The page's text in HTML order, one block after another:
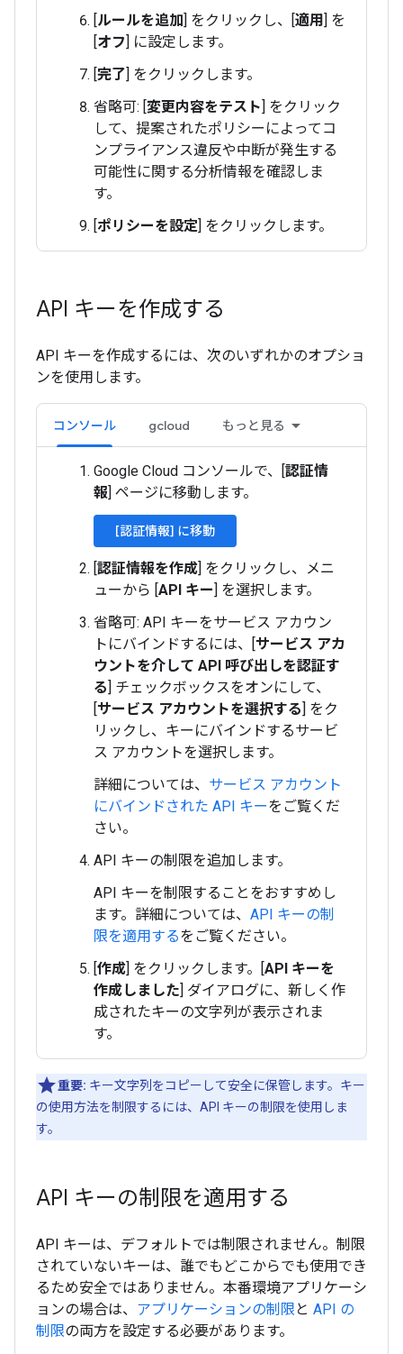
[ルールを追加] をクリックし、[適用] を
[オフ] に設定します。
[完了] をクリックします。
省略可: [変更内容をテスト] をクリック
して、提案されたポリシーによってコ
ンプライアンス違反や中断が発生する
可能性に関する分析情報を確認しま
す。
[ポリシーを設定] をクリックします。
API キーを作成する
API キーを作成するには、次のいずれかのオプショ
ンを使用します。
コンソール gcloud もっと見る
Google Cloud コンソールで、[認証情
報] ページに移動します。
[認証情報] に移動
[認証情報を作成] をクリックし、メニ
ューから [API キー] を選択します。
省略可: API キーをサービス アカウン
トにバインドするには、[サービス アカ
ウントを介して API 呼び出しを認証す
る] チェックボックスをオンにして、
[サービス アカウントを選択する] をク
リックし、キーにバインドするサービ
ス アカウントを選択します。
詳細については、 サービス アカウント
にバインドされた API キーをご覧くだ
さい。
API キーの制限を追加します。
API キーを制限することをおすすめし
ます。詳細については、 API キーの制
限を適用するをご覧ください。
[作成] をクリックします。[API キーを
作成しました] ダイアログに、新しく作
成されたキーの文字列が表示されま
す。
重要: キー文字列をコピーして安全に保管します。キー
の使用方法を制限するには、API キーの制限を使用しま
す。
API キーの制限を適用する
API キーは、デフォルトでは制限されません。制限
されていないキーは、誰でもどこからでも使用でき
るため安全ではありません。本番環境アプリケーシ
ョンの場合は、 アプリケーションの制限 と API の
制限の両方を設定する必要があります。